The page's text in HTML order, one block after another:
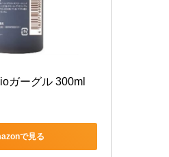
ガーグル 300ml
で見る